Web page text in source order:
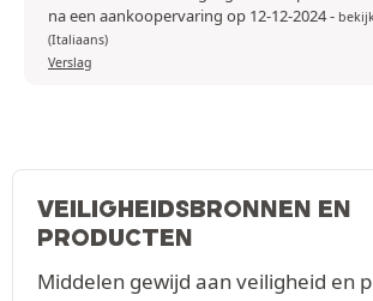
na een aankoopervaring op 12-12-2024-
(Italiaans)
Verslag
VEILIGHEIDSBRONNEN EN
PRODUCTEN
Middelen gewijd aan veiligheid en